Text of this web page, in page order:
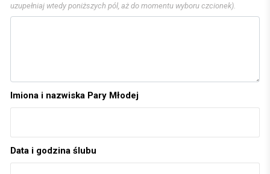
uzupełniaj wtedy poniższych pól, aż do momentu wyboru czcionek).
Imiona i nazwiska Pary Młodej
Data i godzina ślubu